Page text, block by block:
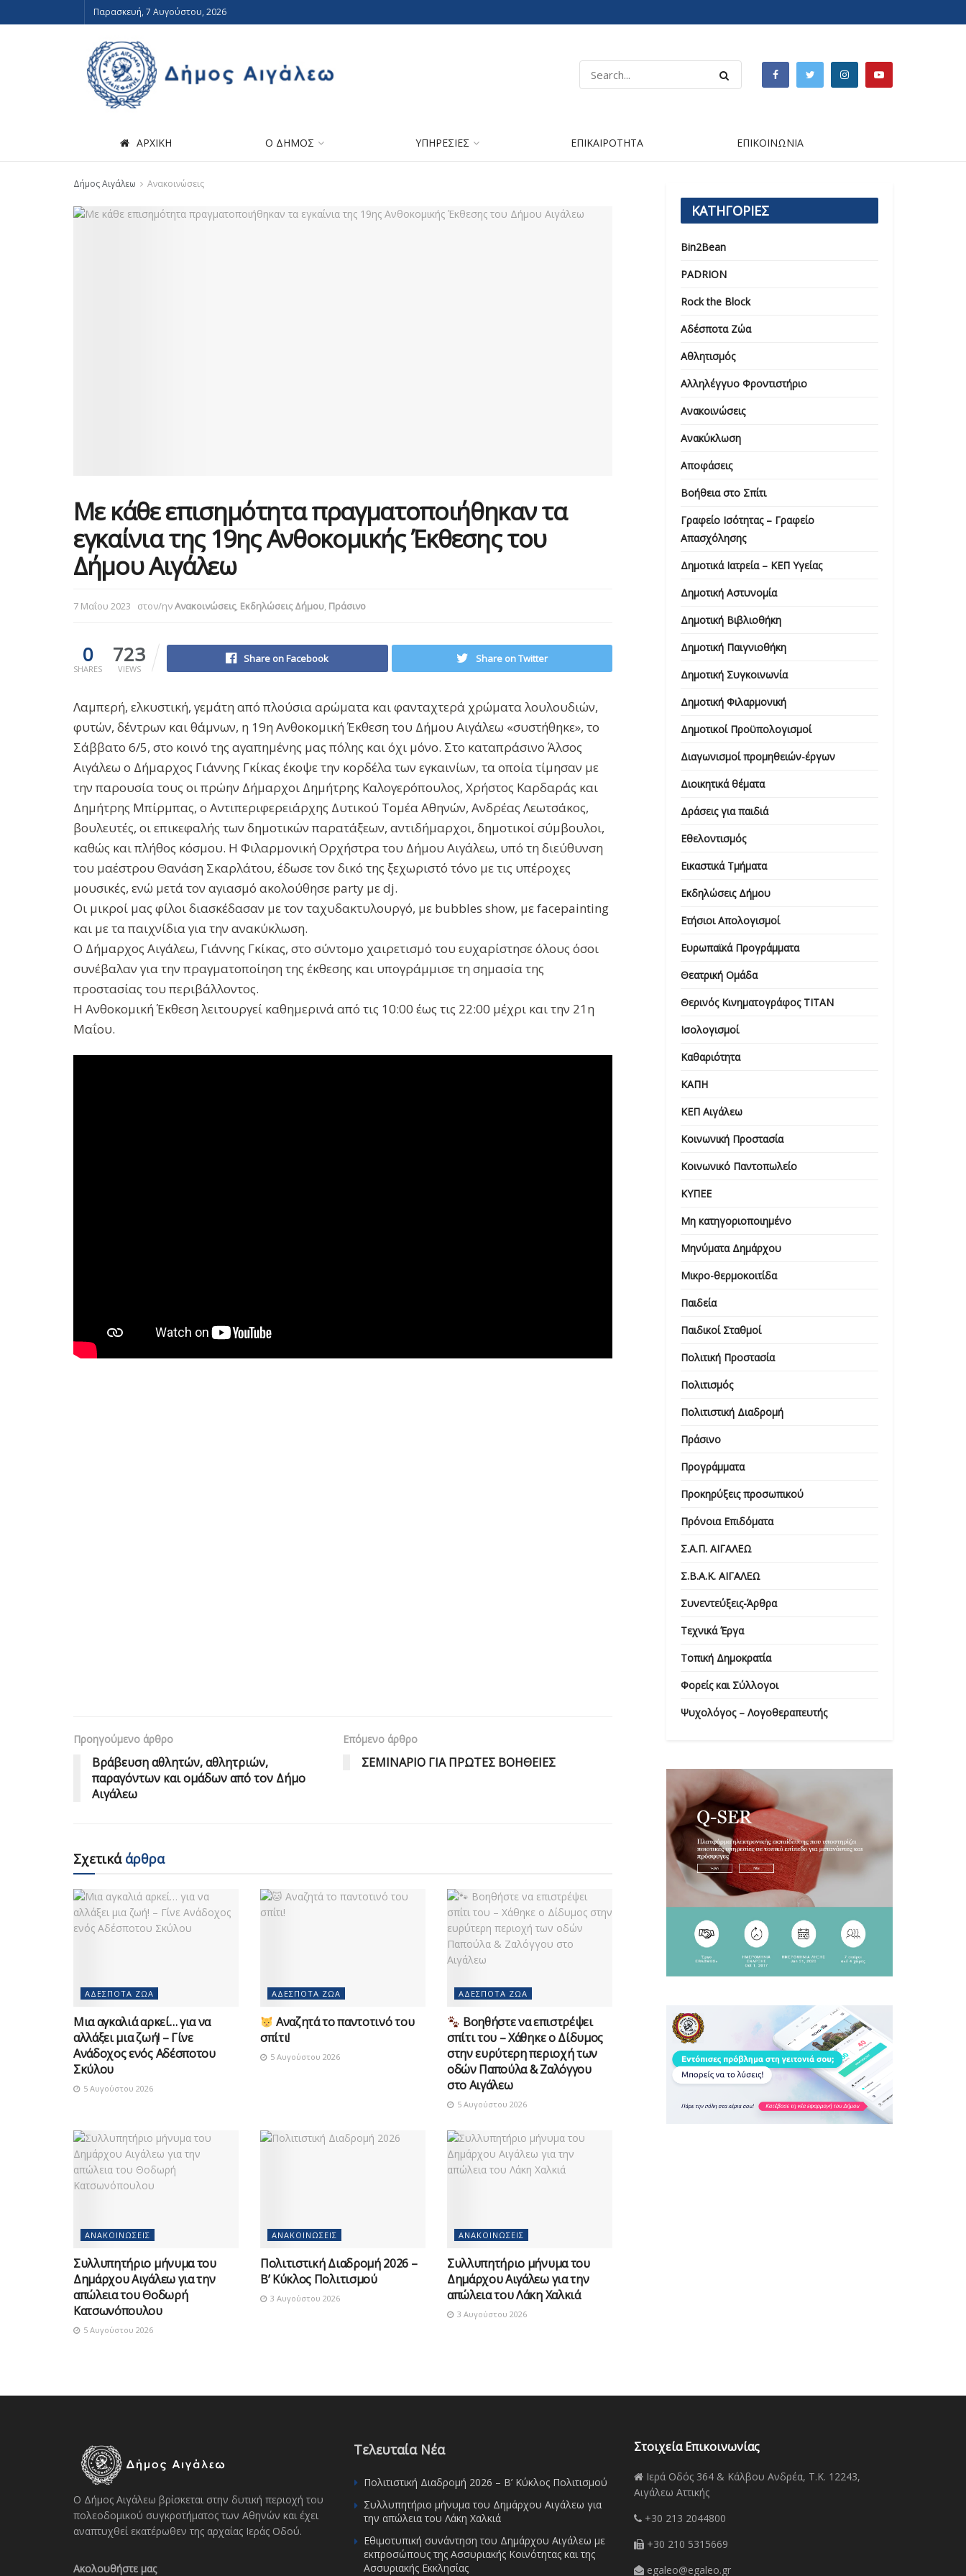
Παρασκευή, 7 Αυγούστου, 2026
ΑΡΧΙΚΗ Ο ΔΗΜΟΣ ΥΠΗΡΕΣΙΕΣ ΕΠΙΚΑΙΡΟΤΗΤΑ ΕΠΙΚΟΙΝΩΝΙΑ
Δήμος Αιγάλεω Ανακοινώσεις
Με κάθε επισημότητα πραγματοποιήθηκαν τα
εγκαίνια της 19ης Ανθοκομικής Έκθεσης του
Δήμου Αιγάλεω
7 Μαΐου 2023 στον/ηνΑνακοινώσεις, Εκδηλώσεις Δήμου, Πράσινο
0
SHARES
723
VIEWS
Share on Facebook Share on Twitter
Λαμπερή, ελκυστική, γεμάτη από πλούσια αρώματα και φανταχτερά χρώματα λουλουδιών,
φυτών, δέντρων και θάμνων, η 19η Ανθοκομική Έκθεση του Δήμου Αιγάλεω «συστήθηκε», το
Σάββατο 6/5, στο κοινό της αγαπημένης μας πόλης και όχι μόνο. Στο καταπράσινο Άλσος
Αιγάλεω ο Δήμαρχος Γιάννης Γκίκας έκοψε την κορδέλα των εγκαινίων, τα οποία τίμησαν με
την παρουσία τους οι πρώην Δήμαρχοι Δημήτρης Καλογερόπουλος, Χρήστος Καρδαράς και
Δημήτρης Μπίρμπας, ο Αντιπεριφερειάρχης Δυτικού Τομέα Αθηνών, Ανδρέας Λεωτσάκος,
βουλευτές, οι επικεφαλής των δημοτικών παρατάξεων, αντιδήμαρχοι, δημοτικοί σύμβουλοι,
καθώς και πλήθος κόσμου. Η Φιλαρμονική Ορχήστρα του Δήμου Αιγάλεω, υπό τη διεύθυνση
του μαέστρου Θανάση Σκαρλάτου, έδωσε τον δικό της ξεχωριστό τόνο με τις υπέροχες
μουσικές, ενώ μετά τον αγιασμό ακολούθησε party με dj.
Οι μικροί μας φίλοι διασκέδασαν με τον ταχυδακτυλουργό, με bubbles show, με facepainting
και με τα παιχνίδια για την ανακύκλωση.
Ο Δήμαρχος Αιγάλεω, Γιάννης Γκίκας, στο σύντομο χαιρετισμό του ευχαρίστησε όλους όσοι
συνέβαλαν για την πραγματοποίηση της έκθεσης και υπογράμμισε τη σημασία της
προστασίας του περιβάλλοντος.
Η Ανθοκομική Έκθεση λειτουργεί καθημερινά από τις 10:00 έως τις 22:00 μέχρι και την 21η
Μαΐου.
Προηγούμενο άρθρο
Βράβευση αθλητών, αθλητριών,
παραγόντων και ομάδων από τον Δήμο
Αιγάλεω
Επόμενο άρθρο
ΣΕΜΙΝΑΡΙΟ ΓΙΑ ΠΡΩΤΕΣ ΒΟΗΘΕΙΕΣ
Σχετικάάρθρα
ΑΔΈΣΠΟΤΑ ΖΏΑ
Μια αγκαλιά αρκεί… για να
αλλάξει μια ζωή! – Γίνε
Ανάδοχος ενός Αδέσποτου
Σκύλου
5 Αυγούστου 2026
ΑΔΈΣΠΟΤΑ ΖΏΑ
Αναζητά το παντοτινό του
σπίτι!
5 Αυγούστου 2026
ΑΔΈΣΠΟΤΑ ΖΏΑ
Βοηθήστε να επιστρέψει
σπίτι του – Χάθηκε ο Δίδυμος
στην ευρύτερη περιοχή των
οδών Παπούλα & Ζαλόγγου
στο Αιγάλεω
5 Αυγούστου 2026
ΑΝΑΚΟΙΝΏΣΕΙΣ
Συλλυπητήριο μήνυμα του
Δημάρχου Αιγάλεω για την
απώλεια του Θοδωρή
Κατσωνόπουλου
5 Αυγούστου 2026
ΑΝΑΚΟΙΝΏΣΕΙΣ
Πολιτιστική Διαδρομή 2026 –
Β’ Κύκλος Πολιτισμού
3 Αυγούστου 2026
ΑΝΑΚΟΙΝΏΣΕΙΣ
Συλλυπητήριο μήνυμα του
Δημάρχου Αιγάλεω για την
απώλεια του Λάκη Χαλκιά
3 Αυγούστου 2026
ΚΑΤΗΓΟΡΙΕΣ
Bin2Bean
PADRION
Rock the Block
Αδέσποτα Ζώα
Αθλητισμός
Αλληλέγγυο Φροντιστήριο
Ανακοινώσεις
Ανακύκλωση
Αποφάσεις
Βοήθεια στο Σπίτι
Γραφείο Ισότητας – Γραφείο
Απασχόλησης
Δημοτικά Ιατρεία – ΚΕΠ Υγείας
Δημοτική Αστυνομία
Δημοτική Βιβλιοθήκη
Δημοτική Παιγνιοθήκη
Δημοτική Συγκοινωνία
Δημοτική Φιλαρμονική
Δημοτικοί Προϋπολογισμοί
Διαγωνισμοί προμηθειών-έργων
Διοικητικά θέματα
Δράσεις για παιδιά
Εθελοντισμός
Εικαστικά Τμήματα
Εκδηλώσεις Δήμου
Ετήσιοι Απολογισμοί
Ευρωπαϊκά Προγράμματα
Θεατρική Ομάδα
Θερινός Κινηματογράφος ΤΙΤΑΝ
Ισολογισμοί
Καθαριότητα
ΚΑΠΗ
ΚΕΠ Αιγάλεω
Κοινωνική Προστασία
Κοινωνικό Παντοπωλείο
ΚΥΠΕΕ
Μη κατηγοριοποιημένο
Μηνύματα Δημάρχου
Μικρο-θερμοκοιτίδα
Παιδεία
Παιδικοί Σταθμοί
Πολιτική Προστασία
Πολιτισμός
Πολιτιστική Διαδρομή
Πράσινο
Προγράμματα
Προκηρύξεις προσωπικού
Πρόνοια Επιδόματα
Σ.Α.Π. ΑΙΓΑΛΕΩ
Σ.Β.Α.Κ. ΑΙΓΑΛΕΩ
Συνεντεύξεις-Άρθρα
Τεχνικά Έργα
Τοπική Δημοκρατία
Φορείς και Σύλλογοι
Ψυχολόγος – Λογοθεραπευτής
Ο Δήμος Αιγάλεω βρίσκεται στην δυτική περιοχή του
πολεοδομικού συγκροτήματος των Αθηνών και έχει
αναπτυχθεί εκατέρωθεν της αρχαίας Ιεράς Οδού.
Ακολουθήστε μας
Τελευταία Νέα
Πολιτιστική Διαδρομή 2026 – Β’ Κύκλος Πολιτισμού
Συλλυπητήριο μήνυμα του Δημάρχου Αιγάλεω για
την απώλεια του Λάκη Χαλκιά
Εθιμοτυπική συνάντηση του Δημάρχου Αιγάλεω με
εκπροσώπους της Ασσυριακής Κοινότητας και της
Ασσυριακής Εκκλησίας
Στοιχεία Επικοινωνίας
Ιερά Οδός 364 & Κάλβου Ανδρέα, Τ.Κ. 12243,
Αιγάλεω Αττικής
+30 213 2044800
+30 210 5315669
egaleo@egaleo.gr